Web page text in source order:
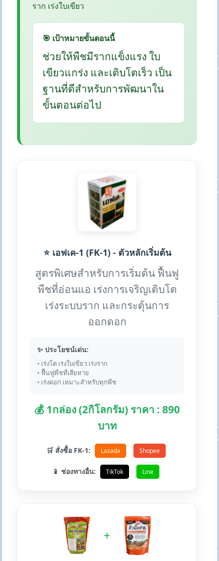
ราก เร่งใบเขียว
🎯 เป้าหมายขั้นตอนนี้
ช่วยให้พืชมีรากแข็งแรง ใบ
เขียวแกร่ง และเติบโตเร็ว เป็น
ฐานที่ดีสำหรับการพัฒนาใน
ขั้นตอนต่อไป
⭐ เอฟเค-1 (FK-1) - ตัวหลักเริ่มต้น
สูตรพิเศษสำหรับการเริ่มต้น ฟื้นฟู
พืชที่อ่อนแอ เร่งการเจริญเติบโต
เร่งระบบราก และกระตุ้นการ
ออกดอก
✨ ประโยชน์เด่น:
• เร่งโต เร่งใบเขียว เร่งราก
• ฟื้นฟูพืชที่เสียหาย
• เร่งดอก เหมาะสำหรับทุกพืช
💰 1กล่อง (2กิโลกรัม) ราคา : 890
บาท
🛒 สั่งซื้อ FK-1: Lazada Shopee
📱 ช่องทางอื่น: TikTok Line
+